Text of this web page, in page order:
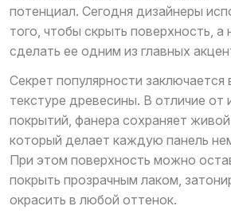
потенциал. Сегодня дизайнеры
того, чтобы скрыть поверхность,
сделать ее одним из главных
Секрет популярности заключается
текстуре древесины. В отличие от
покрытий, фанера сохраняет
который делает каждую панель
При этом поверхность можно
покрыть прозрачным лаком,
окрасить в любой оттенок.